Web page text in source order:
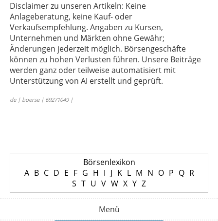
Disclaimer zu unseren Artikeln: Keine
Anlageberatung, keine Kauf- oder
Verkaufsempfehlung. Angaben zu Kursen,
Unternehmen und Märkten ohne Gewähr;
Änderungen jederzeit möglich. Börsengeschäfte
können zu hohen Verlusten führen. Unsere Beiträge
werden ganz oder teilweise automatisiert mit
Unterstützung von AI erstellt und geprüft.
de | boerse | 69271049 |
Börsenlexikon
A B C D E F G H I J K L M N O P Q R
S T U V W X Y Z
Menü